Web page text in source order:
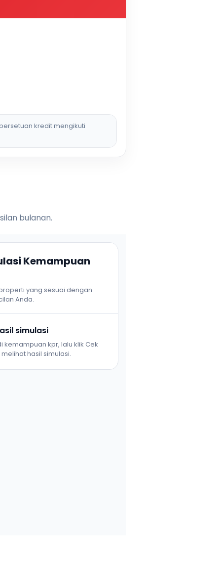
kredit mengikuti
bulanan.
Kemampuan
yang sesuai dengan
Anda.
simulasi
kemampuan kpr, lalu klik Cek
hasil simulasi.